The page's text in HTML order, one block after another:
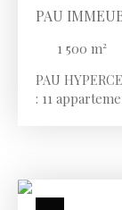
PAU
1 500 m²
PAU
: 11